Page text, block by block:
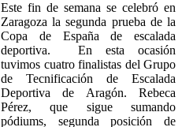
Este fin de semana se celebró en
Zaragoza la segunda prueba de la
Copa de España de escalada
deportiva. En esta ocasión
tuvimos cuatro finalistas del Grupo
de Tecnificación de Escalada
Deportiva de Aragón. Rebeca
Pérez, que sigue sumando
pódiums, segunda posición de